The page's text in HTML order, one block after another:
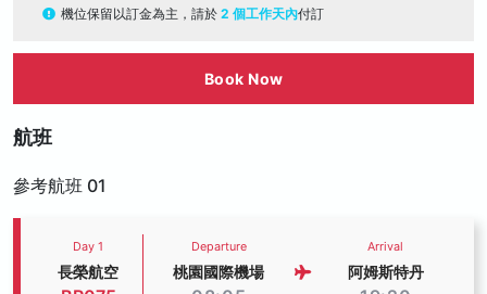
機位保留以訂金為主，請於 2 個工作天內付訂
Book Now
航班
參考航班 01
Day 1
長榮航空
Departure
桃園國際機場
Arrival
阿姆斯特丹